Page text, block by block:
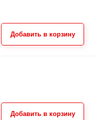
Добавить в корзину
Добавить в корзину